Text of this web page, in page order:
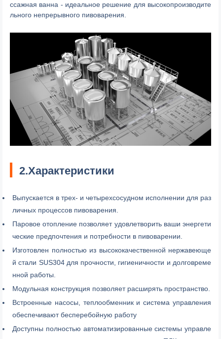
ссажная ванна - идеальное решение для высокопроизводите
льного непрерывного пивоварения.
2.Характеристики
Выпускается в трех- и четырехсосудном исполнении для раз
личных процессов пивоварения.
Паровое отопление позволяет удовлетворить ваши энергети
ческие предпочтения и потребности в пивоварении.
Изготовлен полностью из высококачественной нержавеюще
й стали SUS304 для прочности, гигиеничности и долговреме
нной работы.
Модульная конструкция позволяет расширять пространство.
Встроенные насосы, теплообменник и система управления
обеспечивают бесперебойную работу
Доступны полностью автоматизированные системы управле